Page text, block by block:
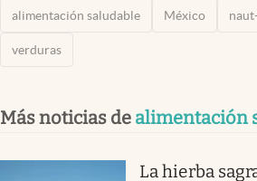
alimentación saludable México
verduras
Más noticias de alimentación
La hierba